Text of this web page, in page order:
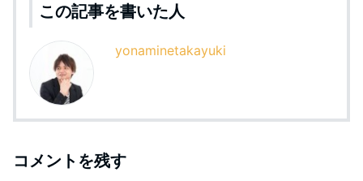
この記事を書いた人
yonaminetakayuki
コメントを残す